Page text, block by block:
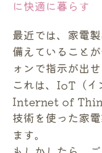
に快適に暮らす
最近では、家電
備えていること
ォンで指示が出
これは、IoT（イ
Internet of
技術を使った家
ます。